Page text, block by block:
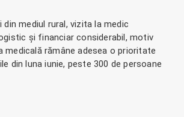
mediul rural, vizita la medic
și financiar considerabil, motiv
medicală rămâne adesea o prioritate
din luna iunie, peste 300 de persoane